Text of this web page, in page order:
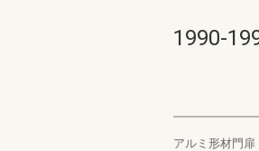
1990-
アルミ形材門扉